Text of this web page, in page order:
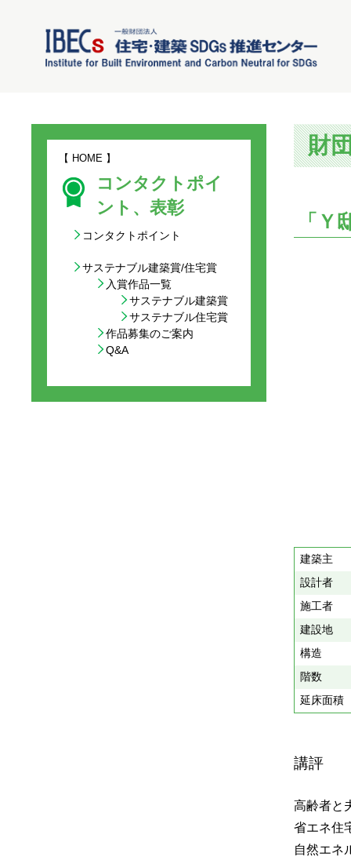
【 HOME 】
コンタクトポイ
ント、表彰
コンタクトポイント
サステナブル建築賞/住宅賞
入賞作品一覧
サステナブル建築賞
サステナブル住宅賞
作品募集のご案内
Q&A
財
「Ｙ
建築主
設計者
施工者
建設地
構造
階数
延床面積
講評
高齢者と
省エネ住
自然エネ